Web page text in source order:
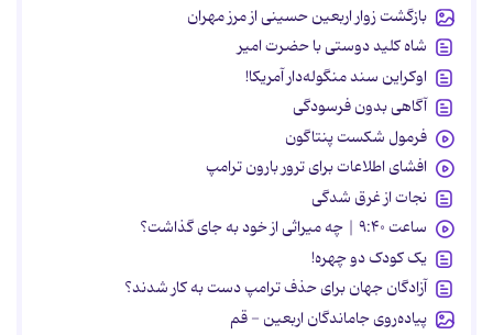
بازگشت زوار اربعین حسینی از مرز مهران
شاه کلید دوستی با حضرت امیر
اوکراین سند منگوله‌دار آمریکا!
آگاهی بدون فرسودگی
فرمول شکست پنتاگون
افشای اطلاعات برای ترور بارون ترامپ
نجات از غرق شدگی
ساعت ۹:۴۰ | چه میراثی از خود به جای گذاشت؟
یک کودک دو چهره!
آزادگان جهان برای حذف ترامپ دست به کار شدند؟
پیاده‌روی جاماندگان اربعین - قم